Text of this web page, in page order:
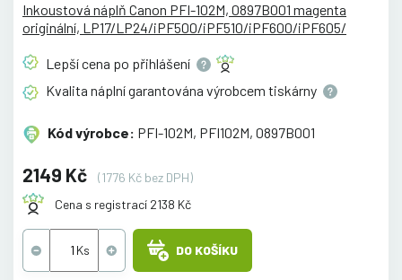
Inkoustová náplň Canon PFI-102M, 0897B001 magenta
originální, LP17/LP24/iPF500/iPF510/iPF600/iPF605/
Lepší cena po přihlášení
Kvalita náplní garantována výrobcem tiskárny
Kód výrobce: PFI-102M, PFI102M, 0897B001
2149 Kč
(1776 Kč bez DPH)
Cena s registrací 2138 Kč
DO KOŠÍKU